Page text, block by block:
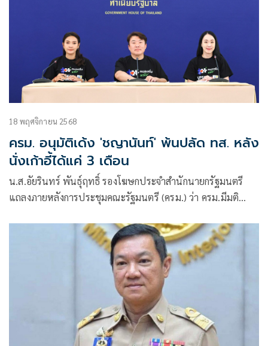
18 พฤศจิกายน 2568
ครม. อนุมัติเด้ง 'ชญานันท์' พ้นปลัด ทส. หลัง
นั่งเก้าอี้ได้แค่ 3 เดือน
น.ส.อัยรินทร์ พันธุ์ฤทธิ์ รองโฆษกประจำสำนักนายกรัฐมนตรี
แถลงภายหลังการประชุมคณะรัฐมนตรี (ครม.) ว่า ครม.มีมติ
กรรมการนโยบายที่ดินแห่งชาติ